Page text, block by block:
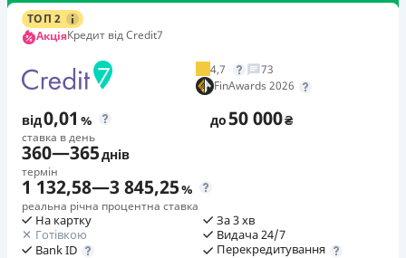
ТОП 2
АкціяКредит від Credit7
4,7
73
FinAwards 2026
від0,01 %
ставка в день
до50 000₴
360—365днів
термін
1 132,58—3 845,25%
реальна річна процентна ставка
На картку
Готівкою
Bank ID
За 3 хв
Видача 24/7
Перекредитування